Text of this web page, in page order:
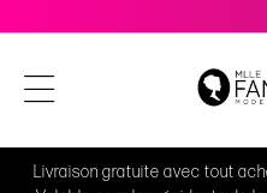
Livraison gratuite avec tout